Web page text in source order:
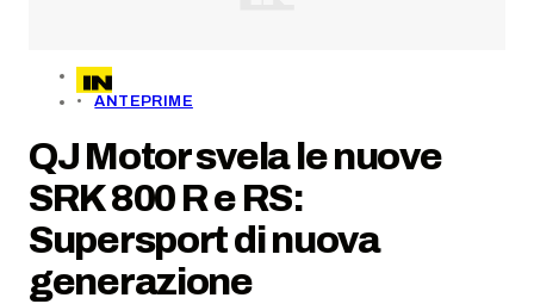
ANTEPRIME
QJ Motor svela le nuove
SRK 800 R e RS:
Supersport di nuova
generazione